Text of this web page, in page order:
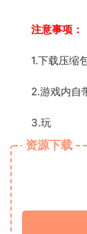
注意事项：
1.下载压缩
2.游戏内自
3.玩
资源下载